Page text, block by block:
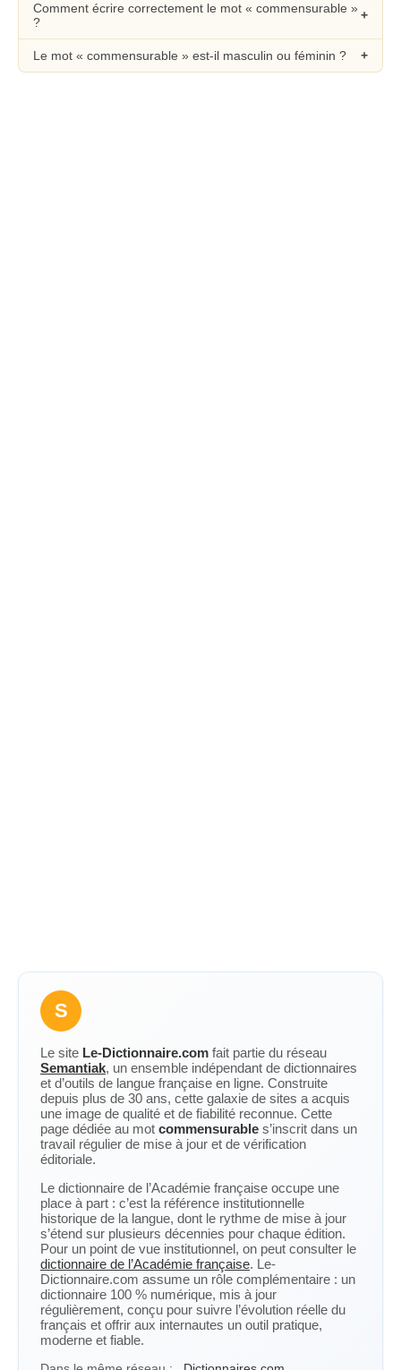
Comment écrire correctement le mot « commensurable »
?
Le mot « commensurable » est-il masculin ou féminin ?
S
Le site Le-Dictionnaire.com fait partie du réseau
Semantiak, un ensemble indépendant de dictionnaires
et d’outils de langue française en ligne. Construite
depuis plus de 30 ans, cette galaxie de sites a acquis
une image de qualité et de fiabilité reconnue. Cette
page dédiée au mot commensurable s’inscrit dans un
travail régulier de mise à jour et de vérification
éditoriale.
Le dictionnaire de l’Académie française occupe une
place à part : c’est la référence institutionnelle
historique de la langue, dont le rythme de mise à jour
s’étend sur plusieurs décennies pour chaque édition.
Pour un point de vue institutionnel, on peut consulter le
dictionnaire de l’Académie française. Le-
Dictionnaire.com assume un rôle complémentaire : un
dictionnaire 100 % numérique, mis à jour
régulièrement, conçu pour suivre l’évolution réelle du
français et offrir aux internautes un outil pratique,
moderne et fiable.